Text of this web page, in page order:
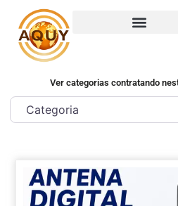
Ver categorias contratando